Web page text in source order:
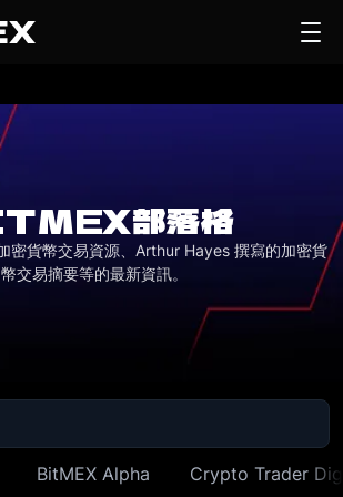
部落格
密貨幣交易資源、Arthur Hayes 撰寫的加密貨
幣交易摘要等的最新資訊。
BitMEX Alpha Crypto Trader